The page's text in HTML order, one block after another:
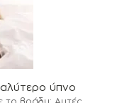
ύπνο